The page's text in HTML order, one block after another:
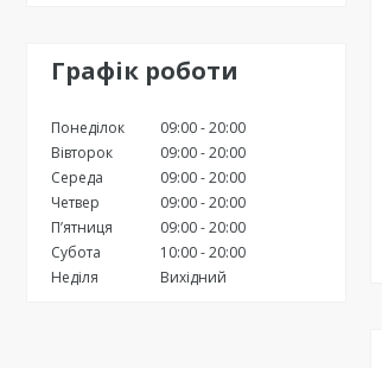
Графік роботи
Понеділок 09:00 20:00
Вівторок
09:00 20:00
Середа
09:00 20:00
Четвер
09:00 20:00
Пʼятниця
09:00 20:00
Субота
10:00 20:00
Неділя
Вихідний